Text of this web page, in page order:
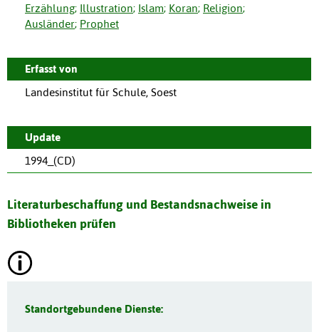
Erzählung; Illustration; Islam; Koran; Religion;
Ausländer; Prophet
Erfasst von
Landesinstitut für Schule, Soest
Update
1994_(CD)
Literaturbeschaffung und Bestandsnachweise in
Bibliotheken prüfen
Standortgebundene Dienste: